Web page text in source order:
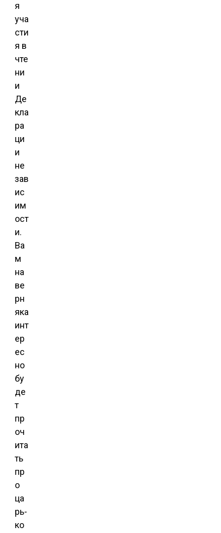
я
уча
сти
я в
чте
ни
и
Де
кла
ра
ци
и
не
зав
ис
им
ост
и.
Ва
м
на
ве
рн
яка
инт
ер
ес
но
бу
де
т
пр
оч
ита
ть
пр
о
ца
рь-
ко